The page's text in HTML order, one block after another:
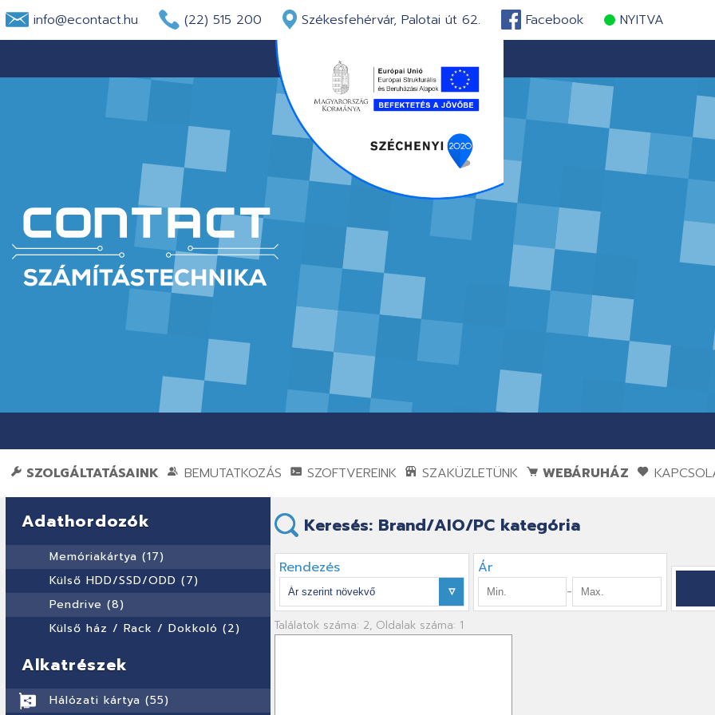
info@econtact.hu (22) 515 200 Székesfehérvár, Palotai út 62. Facebook NYITVA
SZOLGÁLTATÁSAINK BEMUTATKOZÁS SZOFTVEREINK SZAKÜZLETÜNK WEBÁRUHÁZ
Adathordozók
Memóriakártya (17)
Külső HDD/SSD/ODD (7)
Pendrive (8)
Külső ház / Rack / Dokkoló (2)
Alkatrészek
Hálózati kártya (55)
Keresés: Brand/AIO/PC kategória
Rendezés
Ár
-
Találatok száma: 2, Oldalak száma: 1